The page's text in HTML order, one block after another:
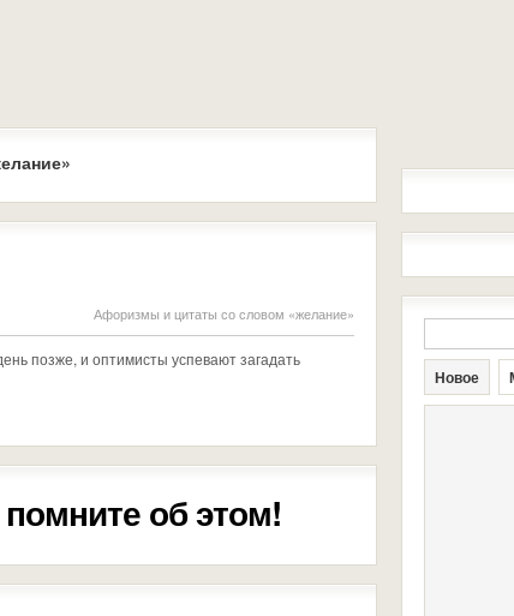
Афоризмы и цитаты со словом «желание»
позже, и оптимисты успевают загадать
об этом!
Новое